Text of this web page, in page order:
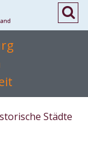
Städte